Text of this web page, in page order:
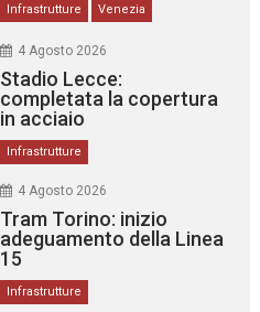
Infrastrutture Venezia
4 Agosto 2026
Stadio Lecce:
completata la copertura
in acciaio
Infrastrutture
4 Agosto 2026
Tram Torino: inizio
adeguamento della Linea
15
Infrastrutture